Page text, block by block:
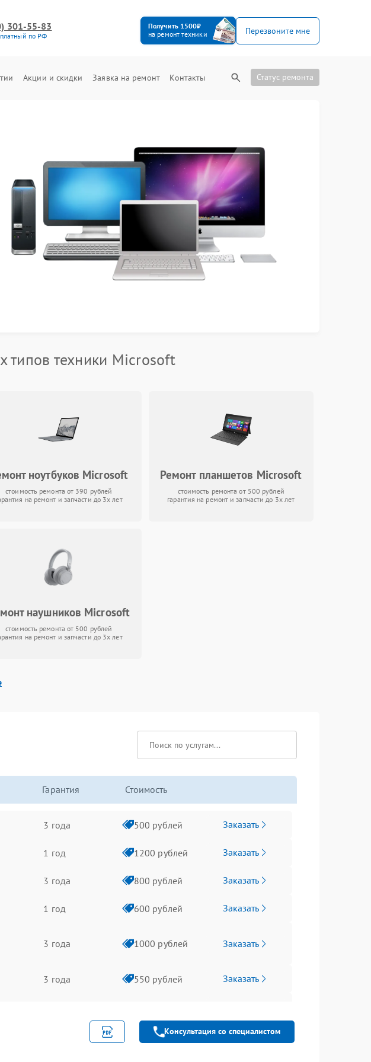
301-55-83
по РФ
Получить 1500₽
на ремонт техники
Перезвоните мне
Акции и скидки Заявка на ремонт Контакты Статус ремонта
типов техники Microsoft
ноутбуков Microsoft
стоимость ремонта от 390 рублей
на ремонт и запчасти до 3х лет
Ремонт планшетов Microsoft
стоимость ремонта от 500 рублей
гарантия на ремонт и запчасти до 3х лет
наушников Microsoft
стоимость ремонта от 500 рублей
на ремонт и запчасти до 3х лет
Гарантия Стоимость
3 года 500 рублей Заказать
1 год 1200 рублей Заказать
3 года 800 рублей Заказать
1 год 600 рублей Заказать
3 года 1000 рублей Заказать
3 года 550 рублей Заказать
800 рублей Заказать
Консультация со специалистом